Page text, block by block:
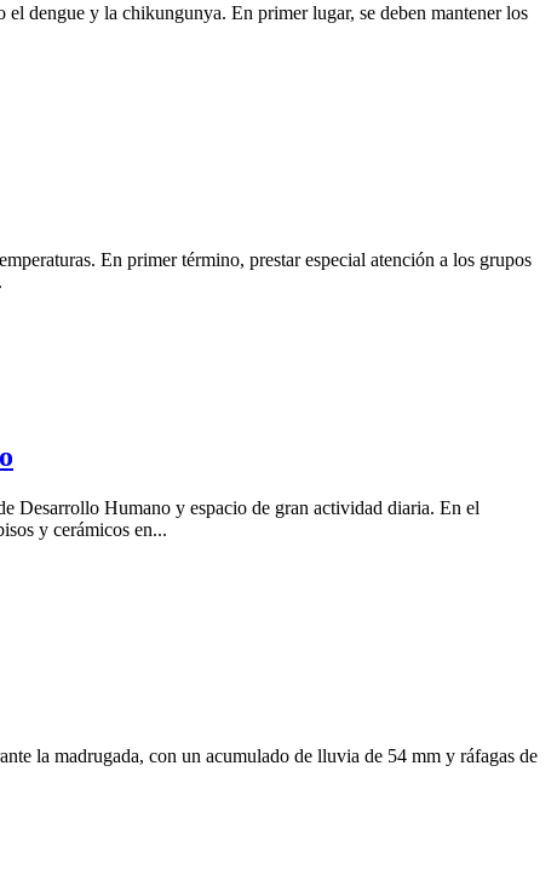
dengue y la chikungunya. En primer lugar, se deben mantener los
En primer término, prestar especial atención a los grupos
Desarrollo Humano y espacio de gran actividad diaria. En el
y cerámicos en...
la madrugada, con un acumulado de lluvia de 54 mm y ráfagas de